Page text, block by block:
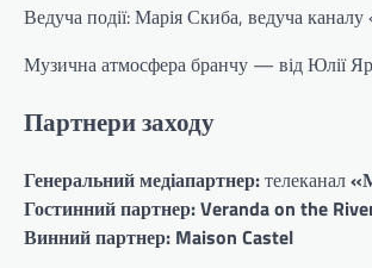
Ведуча події: Марія Скиба, ведуча
Музична атмосфера бранчу — від Юлії
Партнери заходу
Генеральний медіапартнер:телеканал
Гостинний партнер:Veranda on the
Винний партнер: Maison Castel